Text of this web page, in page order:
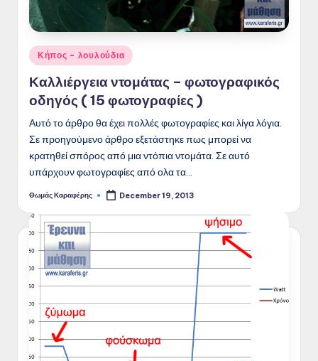
Posted
in
Κήπος - λουλούδια
Καλλιέργεια ντομάτας – φωτογραφικός
οδηγός ( 15 φωτογραφίες )
Αυτό το άρθρο θα έχει πολλές φωτογραφίες και λίγα λόγια.
Σε προηγούμενο άρθρο εξετάστηκε πως μπορεί να
κρατηθεί σπόρος από μια ντόπια ντομάτα. Σε αυτό
υπάρχουν φωτογραφίες από ολα τα…
Posted
Θωμάς Καραφέρης December 19, 2013